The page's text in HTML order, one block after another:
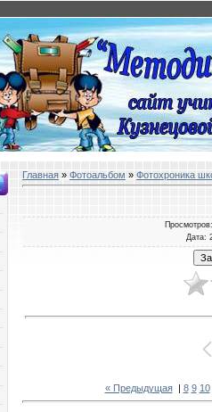
Главная » Фотоальбом » Фотохроника
Просмотров
Дата:
« Предыдущая| 8 9 10